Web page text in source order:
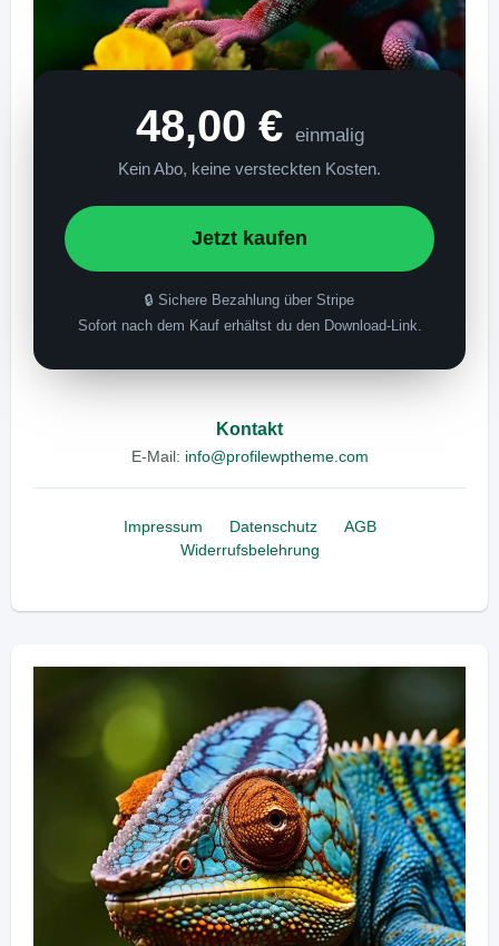
48,00 € einmalig
Kein Abo, keine versteckten Kosten.
Jetzt kaufen
🔒 Sichere Bezahlung über Stripe
Sofort nach dem Kauf erhältst du den Download-Link.
Kontakt
E-Mail: info@profilewptheme.com
Impressum Datenschutz
AGB
Widerrufsbelehrung